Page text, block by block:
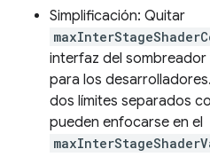
Simplificación: Quitar
interfaz del
para los
dos límites separados
pueden enfocarse en el